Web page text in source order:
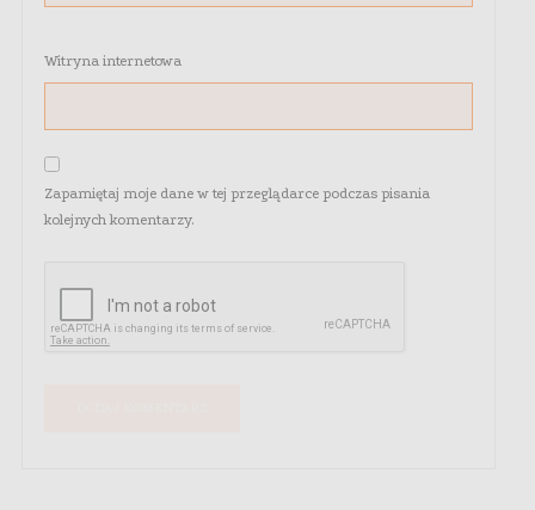
Witryna internetowa
Zapamiętaj moje dane w tej przeglądarce podczas pisania
kolejnych komentarzy.